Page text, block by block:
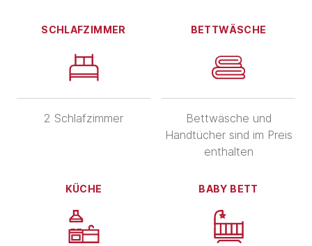
SCHLAFZIMMER
2 Schlafzimmer
BETTWÄSCHE
Bettwäsche und
Handtücher sind im Preis
enthalten
KÜCHE BABY BETT